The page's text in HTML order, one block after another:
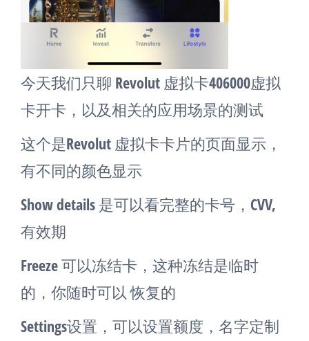
今天我们只聊 Revolut 虚拟卡406000虚拟
卡开卡，以及相关的应用场景的测试
这个是Revolut 虚拟卡卡片的页面显示，
有不同的颜色显示
Show details 是可以看完整的卡号，CVV,
有效期
Freeze 可以冻结卡，这种冻结是临时
的，你随时可以 恢复的
Settings设置，可以设置额度，名字定制